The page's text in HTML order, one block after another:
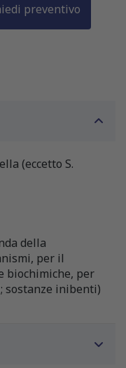
preventivo
(eccetto S.
della
per il
biochimiche, per
sostanze inibenti)